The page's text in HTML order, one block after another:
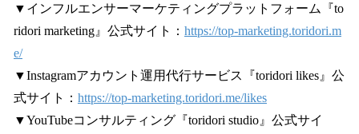
▼インフルエンサーマーケティングプラットフォーム『to
ridori marketing』公式サイト： https://top-marketing.toridori.m
e/
▼Instagramアカウント運用代行サービス『toridori likes』公
式サイト： https://top-marketing.toridori.me/likes
▼YouTubeコンサルティング『toridori studio』公式サイ